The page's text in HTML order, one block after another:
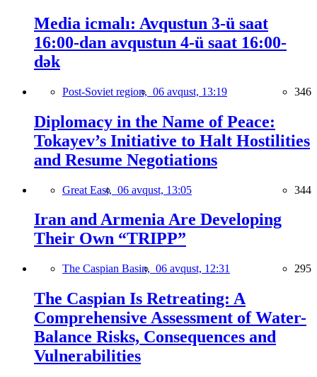
Media icmalı: Avqustun 3-ü saat
16:00-dan avqustun 4-ü saat 16:00-
dək
Post-Soviet region, 06 avqust, 13:19 346
Diplomacy in the Name of Peace:
Tokayev’s Initiative to Halt Hostilities
and Resume Negotiations
Great East, 06 avqust, 13:05 344
Iran and Armenia Are Developing
Their Own “TRIPP”
The Caspian Basin, 06 avqust, 12:31 295
The Caspian Is Retreating: A
Comprehensive Assessment of Water-
Balance Risks, Consequences and
Vulnerabilities